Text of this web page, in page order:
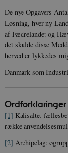
De nye Opgavers
Løsning, hver ny
af Fædrelandet og
det skulde disse
herved er lykkedes
Danmark som
Ordforklaringer
[1] Kalisalte:
række
[2] Archipelag: